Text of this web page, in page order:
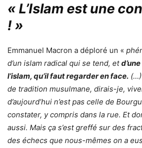
« L’Islam est une
! »
Emmanuel Macron a déploré un «
d’un islam radical qui se tend, et
l’islam, qu’il faut regarder en face.
de tradition musulmane, dirais-je,
d’aujourd’hui n’est pas celle de
constater, y compris dans la rue. Et
aussi. Mais ça s’est greffé sur des
des échecs que nous-mêmes on a